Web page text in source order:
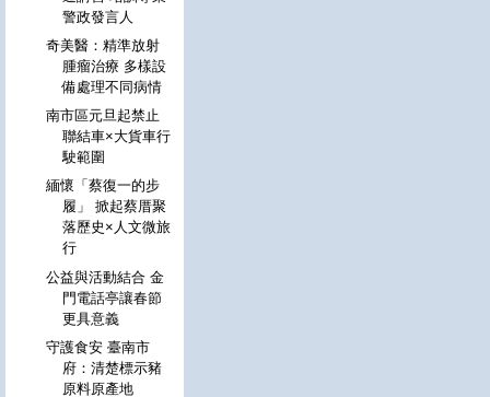
警政發言人
奇美醫：精準放射
腫瘤治療 多樣設
備處理不同病情
南市區元旦起禁止
聯結車×大貨車行
駛範圍
緬懷「蔡復一的步
履」 掀起蔡厝聚
落歷史×人文微旅
行
公益與活動結合 金
門電話亭讓春節
更具意義
守護食安 臺南市
府：清楚標示豬
原料原產地